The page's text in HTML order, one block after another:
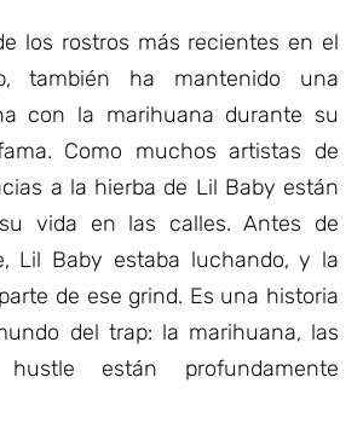
los rostros más recientes en el
también ha mantenido una
con la marihuana durante su
Como muchos artistas de
a la hierba de Lil Baby están
vida en las calles. Antes de
Lil Baby estaba luchando, y la
de ese grind. Es una historia
del trap: la marihuana, las
están profundamente